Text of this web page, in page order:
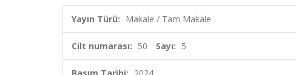
Yayın Türü: Makale / Tam Makale
Cilt numarası: 50 Sayı: 5